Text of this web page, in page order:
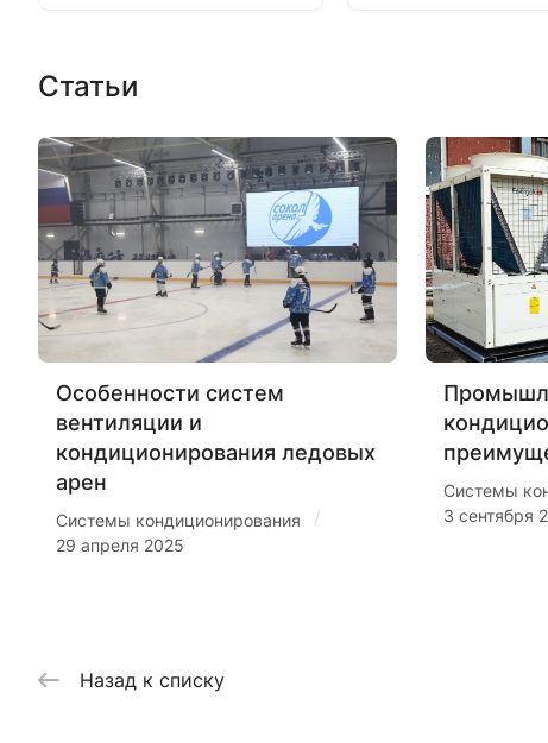
Статьи
Особенности систем
вентиляции и
кондиционирования ледовых
арен
Системы кондиционирования /
29 апреля 2025
Системы
3 сентября
Назад к списку